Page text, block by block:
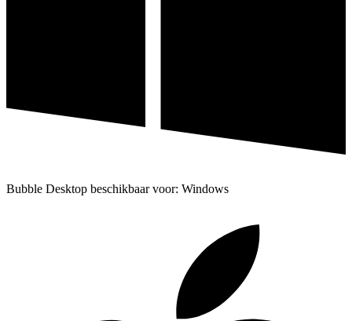
Bubble Desktop beschikbaar voor: Windows